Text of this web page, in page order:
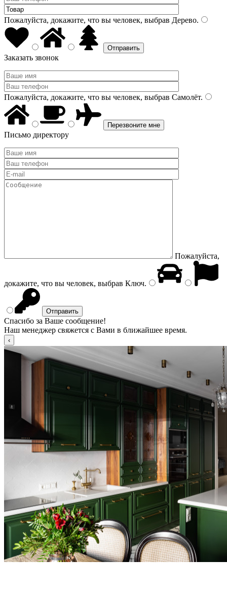
Пожалуйста, докажите, что вы человек, выбрав Дерево.
Заказать звонок
Пожалуйста, докажите, что вы человек, выбрав Самолёт.
Письмо директору
Пожалуйста,
докажите, что вы человек, выбрав Ключ.
Спасибо за Ваше сообщение!
Наш менеджер свяжется с Вами в ближайшее время.